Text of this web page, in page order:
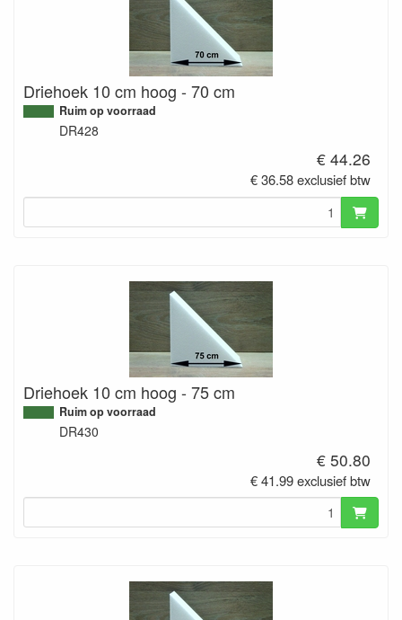
Driehoek 10 cm hoog - 70 cm
Ruim op voorraad
DR428
€ 44.26
€ 36.58 exclusief btw
Driehoek 10 cm hoog - 75 cm
Ruim op voorraad
DR430
€ 50.80
€ 41.99 exclusief btw